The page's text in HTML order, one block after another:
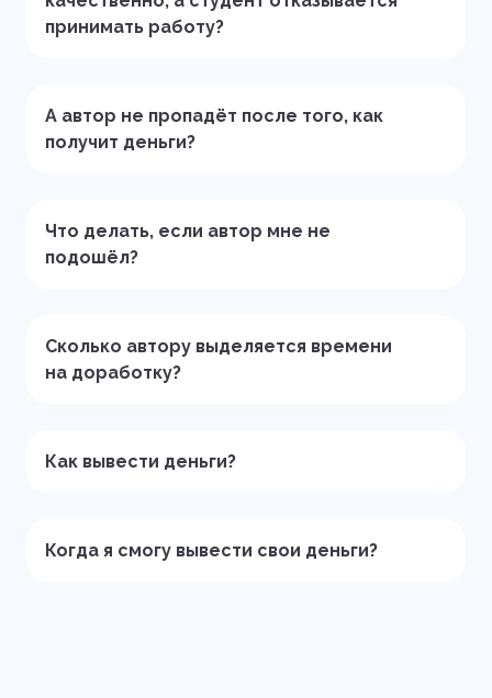
принимать работу?
А автор не пропадёт после того, как
получит деньги?
Что делать, если автор мне не
подошёл?
Сколько автору выделяется времени
на доработку?
Как вывести деньги?
Когда я смогу вывести свои деньги?